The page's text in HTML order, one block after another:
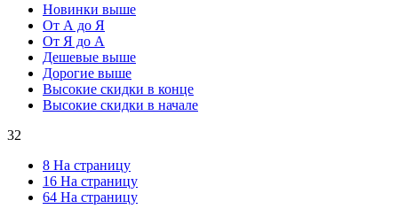
Новинки выше
От А до Я
От Я до А
Дешевые выше
Дорогие выше
Высокие скидки в конце
Высокие скидки в начале
32
8 На страницу
16 На страницу
64 На страницу